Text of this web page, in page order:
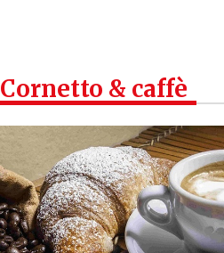
Cornetto & caffè